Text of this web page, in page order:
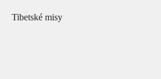
Tibetské misy